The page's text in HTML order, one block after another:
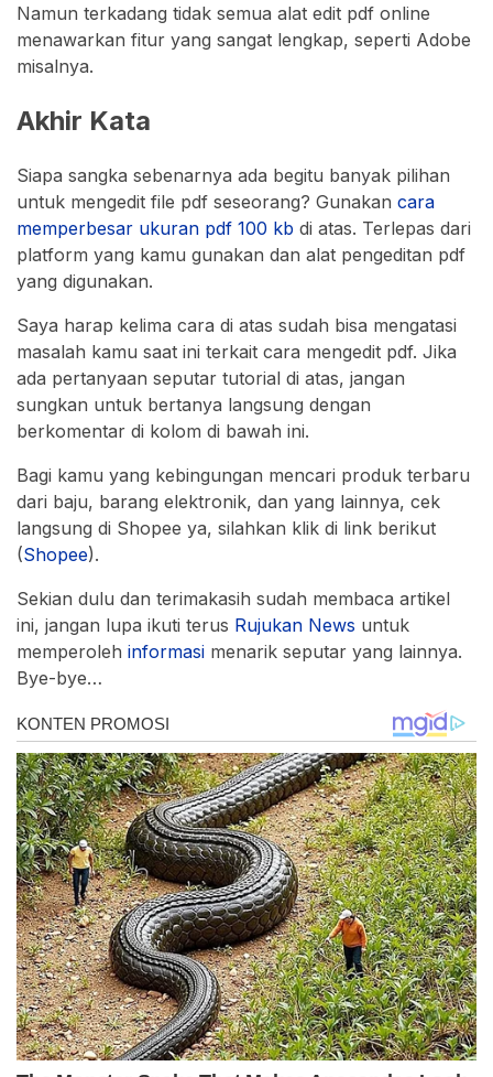
Namun terkadang tidak semua alat edit pdf online
menawarkan fitur yang sangat lengkap, seperti Adobe
misalnya.
Akhir Kata
Siapa sangka sebenarnya ada begitu banyak pilihan
untuk mengedit file pdf seseorang? Gunakan cara
memperbesar ukuran pdf 100 kb di atas. Terlepas dari
platform yang kamu gunakan dan alat pengeditan pdf
yang digunakan.
Saya harap kelima cara di atas sudah bisa mengatasi
masalah kamu saat ini terkait cara mengedit pdf. Jika
ada pertanyaan seputar tutorial di atas, jangan
sungkan untuk bertanya langsung dengan
berkomentar di kolom di bawah ini.
Bagi kamu yang kebingungan mencari produk terbaru
dari baju, barang elektronik, dan yang lainnya, cek
langsung di Shopee ya, silahkan klik di link berikut
(Shopee).
Sekian dulu dan terimakasih sudah membaca artikel
ini, jangan lupa ikuti terus Rujukan News untuk
memperoleh informasi menarik seputar yang lainnya.
Bye-bye…